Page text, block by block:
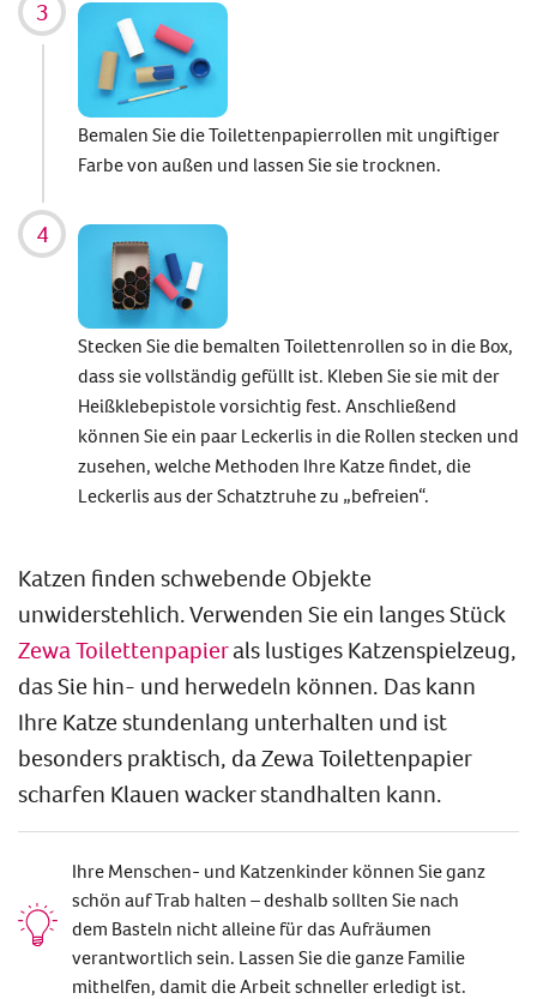
Bemalen Sie die Toilettenpapierrollen mit ungiftiger
Farbe von außen und lassen Sie sie trocknen.
Stecken Sie die bemalten Toilettenrollen so in die Box,
dass sie vollständig gefüllt ist. Kleben Sie sie mit der
Heißklebepistole vorsichtig fest. Anschließend
können Sie ein paar Leckerlis in die Rollen stecken und
zusehen, welche Methoden Ihre Katze findet, die
Leckerlis aus der Schatztruhe zu „befreien“.
Katzen finden schwebende Objekte
unwiderstehlich. Verwenden Sie ein langes Stück
Zewa Toilettenpapierals lustiges Katzenspielzeug,
das Sie hin- und herwedeln können. Das kann
Ihre Katze stundenlang unterhalten und ist
besonders praktisch, da Zewa Toilettenpapier
scharfen Klauen wacker standhalten kann.
Ihre Menschen- und Katzenkinder können Sie ganz
schön auf Trab halten – deshalb sollten Sie nach
dem Basteln nicht alleine für das Aufräumen
verantwortlich sein. Lassen Sie die ganze Familie
mithelfen, damit die Arbeit schneller erledigt ist.